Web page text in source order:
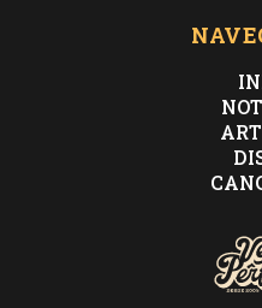
Prohibiría las